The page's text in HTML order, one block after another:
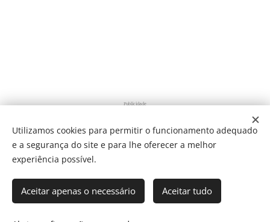
Publicidade
Share
Utilizamos cookies para permitir o funcionamento adequado
e a segurança do site e para lhe oferecer a melhor
experiência possível.
Aceitar apenas o necessário Aceitar tudo